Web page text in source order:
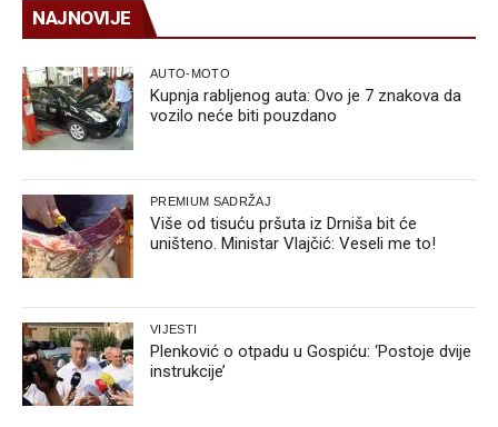
NAJNOVIJE
AUTO-MOTO
Kupnja rabljenog auta: Ovo je 7 znakova da
vozilo neće biti pouzdano
PREMIUM SADRŽAJ
Više od tisuću pršuta iz Drniša bit će
uništeno. Ministar Vlajčić: Veseli me to!
VIJESTI
Plenković o otpadu u Gospiću: ‘Postoje dvije
instrukcije’